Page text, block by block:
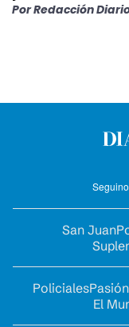
PorRedacción
San Juan
Policiales
El